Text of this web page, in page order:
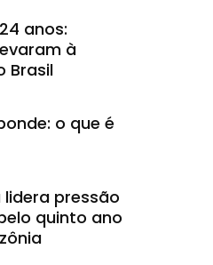
anos:
à
Brasil
o que é
lidera pressão
quinto ano